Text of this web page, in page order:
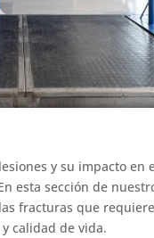
y su impacto
esta sección de
fracturas que
calidad de vida.